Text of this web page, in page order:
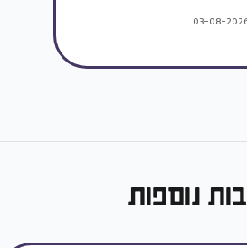
03-08-
נוספות